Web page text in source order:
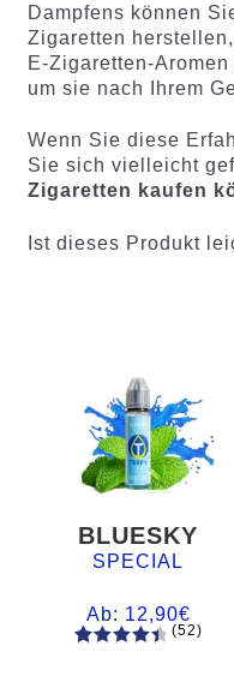
Dampfens können
Zigaretten
E-Zigaretten-
um sie nach Ihrem
Wenn Sie diese
Sie sich vielleicht
Zigaretten kaufen
Ist dieses Produkt
BLUESKY
SPECIAL
Ab: 12,90€
(52)